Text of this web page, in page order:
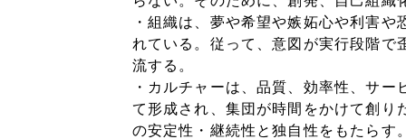
・組織は、夢や希望や嫉妬心や利害
れている。従って、意図が実行段階で
流する。
・カルチャーは、品質、効率性、サ
て形成され、集団が時間をかけて創り
の安定性・継続性と独自性をもたらす